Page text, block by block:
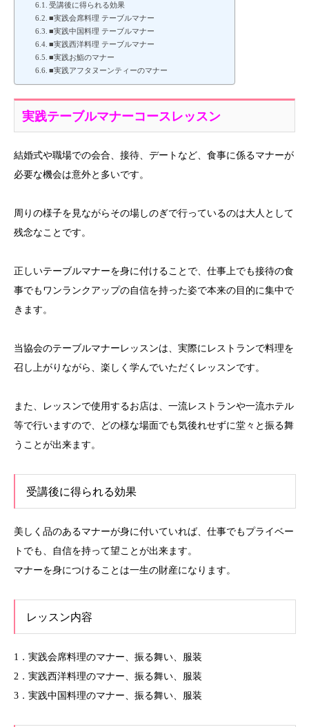
受講後に得られる効果
■実践会席料理 テーブルマナー
■実践中国料理 テーブルマナー
■実践西洋料理 テーブルマナー
■実践お鮨のマナー
■実践アフタヌーンティーのマナー
実践テーブルマナーコースレッスン
結婚式や職場での会合、接待、デートなど、食事に係るマナーが
必要な機会は意外と多いです。
周りの様子を見ながらその場しのぎで行っているのは大人として
残念なことです。
正しいテーブルマナーを身に付けることで、仕事上でも接待の食
事でもワンランクアップの自信を持った姿で本来の目的に集中で
きます。
当協会のテーブルマナーレッスンは、実際にレストランで料理を
召し上がりながら、楽しく学んでいただくレッスンです。
また、レッスンで使用するお店は、一流レストランや一流ホテル
等で行いますので、どの様な場面でも気後れせずに堂々と振る舞
うことが出来ます。
受講後に得られる効果
美しく品のあるマナーが身に付いていれば、仕事でもプライベー
トでも、自信を持って望ことが出来ます。
マナーを身につけることは一生の財産になります。
レッスン内容
1．実践会席料理のマナー、振る舞い、服装
2．実践西洋料理のマナー、振る舞い、服装
3．実践中国料理のマナー、振る舞い、服装